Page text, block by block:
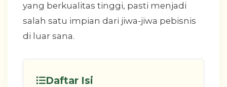
yang berkualitas tinggi, pasti menjadi
salah satu impian dari jiwa-jiwa pebisnis
di luar sana.
Daftar Isi